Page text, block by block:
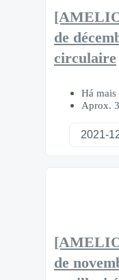
de
circulaire
Há mais
Aprox.
de